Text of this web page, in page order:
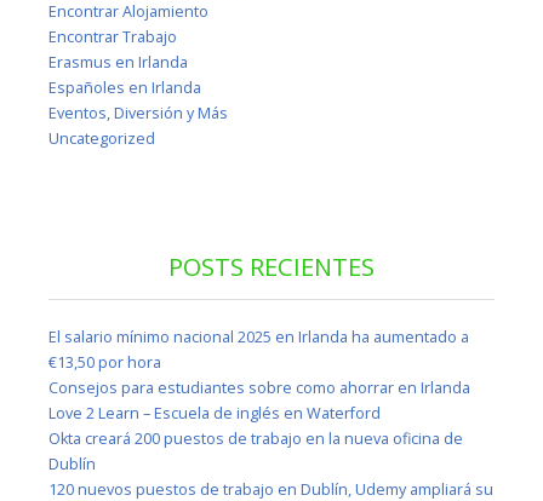
Encontrar Alojamiento
Encontrar Trabajo
Erasmus en Irlanda
Españoles en Irlanda
Eventos, Diversión y Más
Uncategorized
POSTS RECIENTES
El salario mínimo nacional 2025 en Irlanda ha aumentado a
€13,50 por hora
Consejos para estudiantes sobre como ahorrar en Irlanda
Love 2 Learn – Escuela de inglés en Waterford
Okta creará 200 puestos de trabajo en la nueva oficina de
Dublín
120 nuevos puestos de trabajo en Dublín, Udemy ampliará su